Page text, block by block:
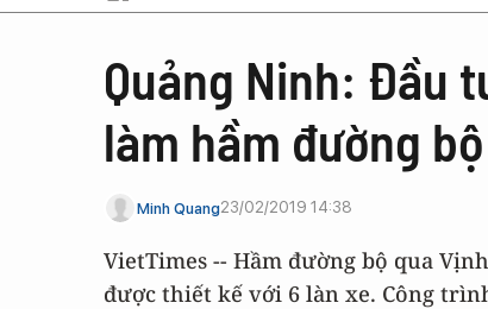
Quảng Ninh: Đầu
làm hầm đường
Minh Quang23/02/2019 14:38
VietTimes -- Hầm đường bộ qua
được thiết kế với 6 làn xe. Công